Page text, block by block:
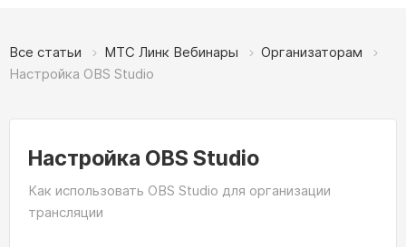
Все статьи МТС Линк Вебинары
Организаторам
Настройка OBS Studio
Настройка OBS Studio
Как использовать OBS Studio для организации
трансляции